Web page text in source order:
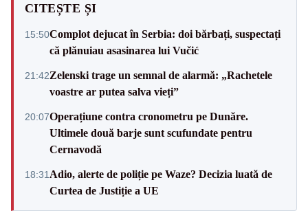
CITEȘTE ȘI
15:50Complot dejucat în Serbia: doi bărbați, suspectați
că plănuiau asasinarea lui Vučić
21:42Zelenski trage un semnal de alarmă: „Rachetele
voastre ar putea salva vieți”
20:07Operațiune contra cronometru pe Dunăre.
Ultimele două barje sunt scufundate pentru
Cernavodă
18:31 Adio, alerte de poliție pe Waze? Decizia luată de
Curtea de Justiție a UE